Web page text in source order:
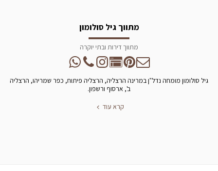
מתווך גיל סולומון
מתווך דירות ובתי יוקרה
גיל סולומון מומחה נדל"ן במרינה הרצליה, הרצליה פיתוח, כפר שמריהו, הרצליה
ב', ארסוף ורשפון.
קרא עוד